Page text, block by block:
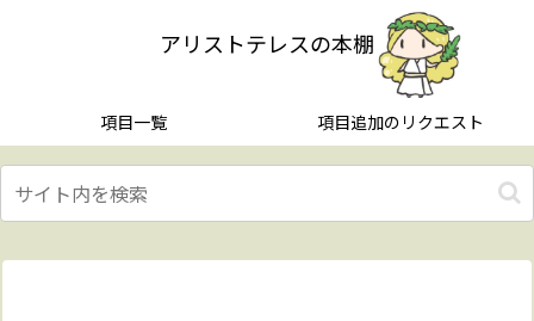
アリストテレスの本棚
項目一覧 項目追加のリクエスト